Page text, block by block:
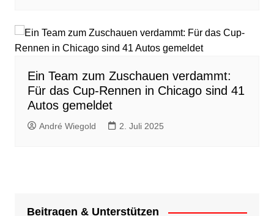
Ein Team zum Zuschauen verdammt:
Für das Cup-Rennen in Chicago sind 41
Autos gemeldet
André Wiegold 2. Juli 2025
Beitragen & Unterstützen